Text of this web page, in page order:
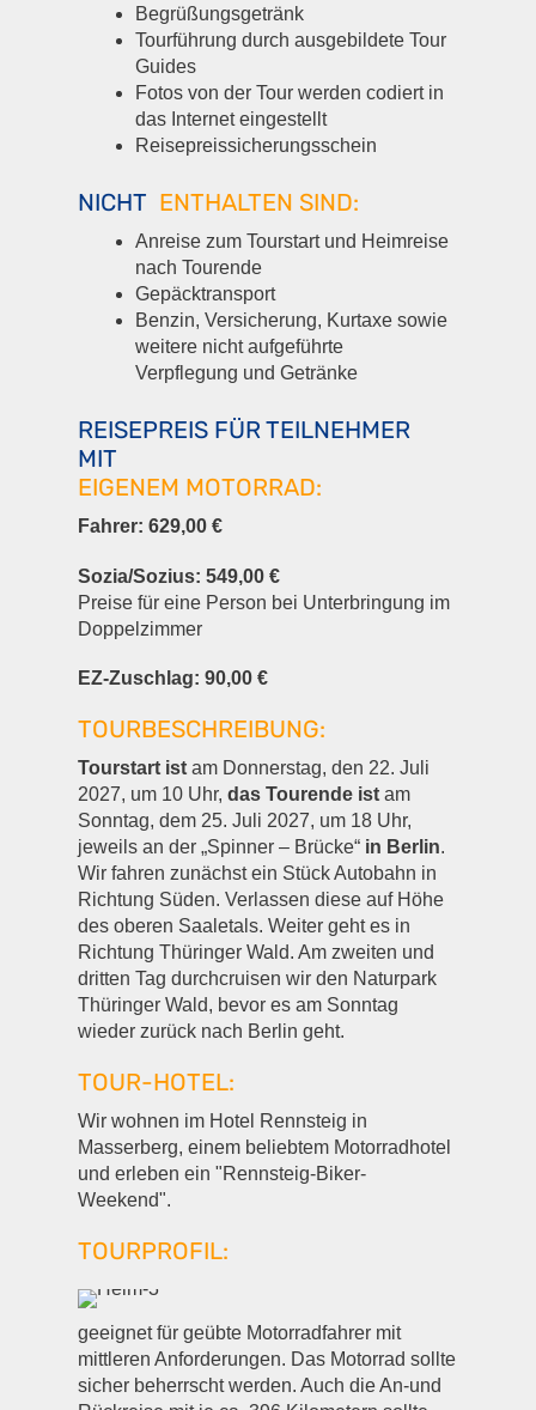
Begrüßungsgetränk
Tourführung durch ausgebildete Tour
Guides
Fotos von der Tour werden codiert in
das Internet eingestellt
Reisepreissicherungsschein
NICHT ENTHALTEN SIND:
Anreise zum Tourstart und Heimreise
nach Tourende
Gepäcktransport
Benzin, Versicherung, Kurtaxe sowie
weitere nicht aufgeführte
Verpflegung und Getränke
REISEPREIS FÜR TEILNEHMER
MIT
EIGENEM MOTORRAD:
Fahrer: 629,00 €
Sozia/Sozius: 549,00 €
Preise für eine Person bei Unterbringung im
Doppelzimmer
EZ-Zuschlag: 90,00 €
TOURBESCHREIBUNG:
Tourstart ist am Donnerstag, den 22. Juli
2027, um 10 Uhr, das Tourende ist am
Sonntag, dem 25. Juli 2027, um 18 Uhr,
jeweils an der „Spinner – Brücke“ in Berlin.
Wir fahren zunächst ein Stück Autobahn in
Richtung Süden. Verlassen diese auf Höhe
des oberen Saaletals. Weiter geht es in
Richtung Thüringer Wald. Am zweiten und
dritten Tag durchcruisen wir den Naturpark
Thüringer Wald, bevor es am Sonntag
wieder zurück nach Berlin geht.
TOUR-HOTEL:
Wir wohnen im Hotel Rennsteig in
Masserberg, einem beliebtem Motorradhotel
und erleben ein "Rennsteig-Biker-
Weekend".
TOURPROFIL:
geeignet für geübte Motorradfahrer mit
mittleren Anforderungen. Das Motorrad sollte
sicher beherrscht werden. Auch die An-und